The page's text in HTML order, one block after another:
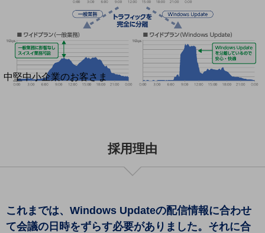
最新の導入事例や注目の導入事例をご紹介します
開催・出展する各種セミナー、イベント情報をご紹介します
別ウィンドウで開きます
中堅中小企業のお客さま
トレンド記事特集
サービス・ソリューション
課題やニーズに合ったサービスをご紹介し、
採用理由
これまでは、Windows Updateの配信情報に合わせ
て会議の日時をずらす必要がありました。それに合